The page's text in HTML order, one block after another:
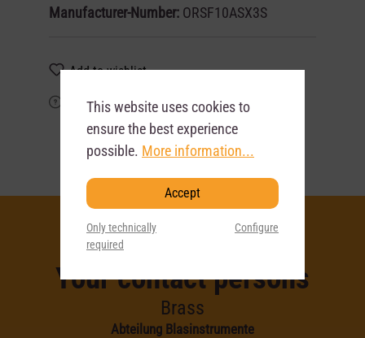
Manufacturer-Number: ORSF10ASX3S
Add to wishlist
Product request
Your contact persons
Brass
Abteilung Blasinstrumente
This website uses cookies to
ensure the best experience
possible. More information...
Accept
Only technically
required
Configure